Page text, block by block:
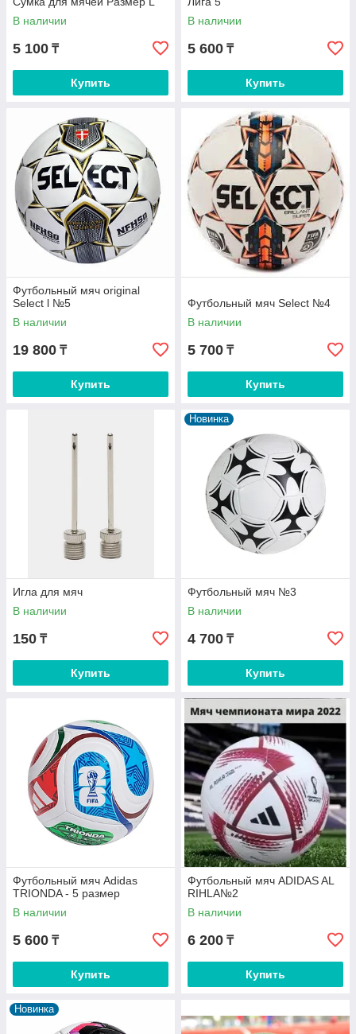
В наличии
5 100 ₸
Купить
В наличии
5 600 ₸
Купить
Футбольный мяч original
Select l №5
В наличии
19 800 ₸
Купить
Футбольный мяч Select №4
В наличии
5 700 ₸
Купить
Игла для мяч
В наличии
150 ₸
Купить
Новинка
Футбольный мяч №3
В наличии
4 700 ₸
Купить
Футбольный мяч Adidas
TRIONDA - 5 размер
В наличии
5 600 ₸
Купить
Футбольный мяч ADIDAS AL
RIHLA№2
В наличии
6 200 ₸
Купить
Новинка